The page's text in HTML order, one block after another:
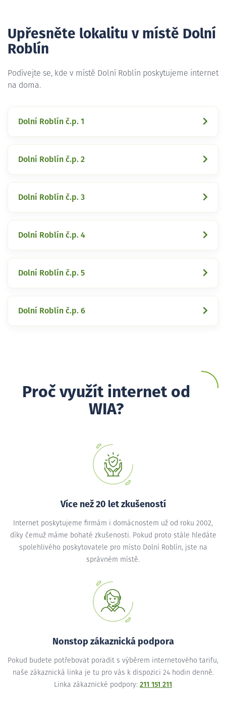
Upřesněte lokalitu v místě Dolní
Roblín
Podívejte se, kde v místě Dolní Roblín poskytujeme internet
na doma.
Dolní Roblín č.p. 1
Dolní Roblín č.p. 2
Dolní Roblín č.p. 3
Dolní Roblín č.p. 4
Dolní Roblín č.p. 5
Dolní Roblín č.p. 6
Proč využít internet od
WIA?
Více než 20 let zkušeností
Internet poskytujeme firmám i domácnostem už od roku 2002,
díky čemuž máme bohaté zkušenosti. Pokud proto stále hledáte
spolehlivého poskytovatele pro místo Dolní Roblín, jste na
správném místě.
Nonstop zákaznická podpora
Pokud budete potřebovat poradit s výběrem internetového tarifu,
naše zákaznická linka je tu pro vás k dispozici 24 hodin denně.
Linka zákaznické podpory: 211 151 211